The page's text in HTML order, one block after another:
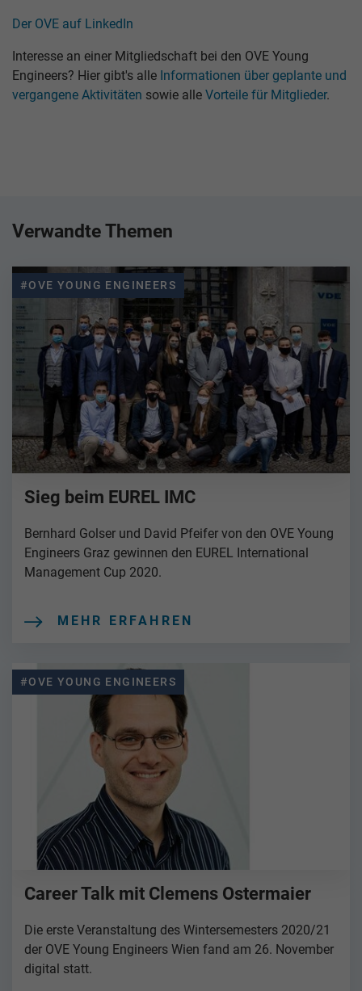
Der OVE auf LinkedIn
Interesse an einer Mitgliedschaft bei den OVE Young
Engineers? Hier gibt's alle Informationen über geplante und
vergangene Aktivitäten sowie alle Vorteile für Mitglieder.
Verwandte Themen
#OVE YOUNG ENGINEERS
Sieg beim EUREL IMC
Bernhard Golser und David Pfeifer von den OVE Young
Engineers Graz gewinnen den EUREL International
Management Cup 2020.
MEHR ERFAHREN
#OVE YOUNG ENGINEERS
Career Talk mit Clemens Ostermaier
Die erste Veranstaltung des Wintersemesters 2020/21
der OVE Young Engineers Wien fand am 26. November
digital statt.